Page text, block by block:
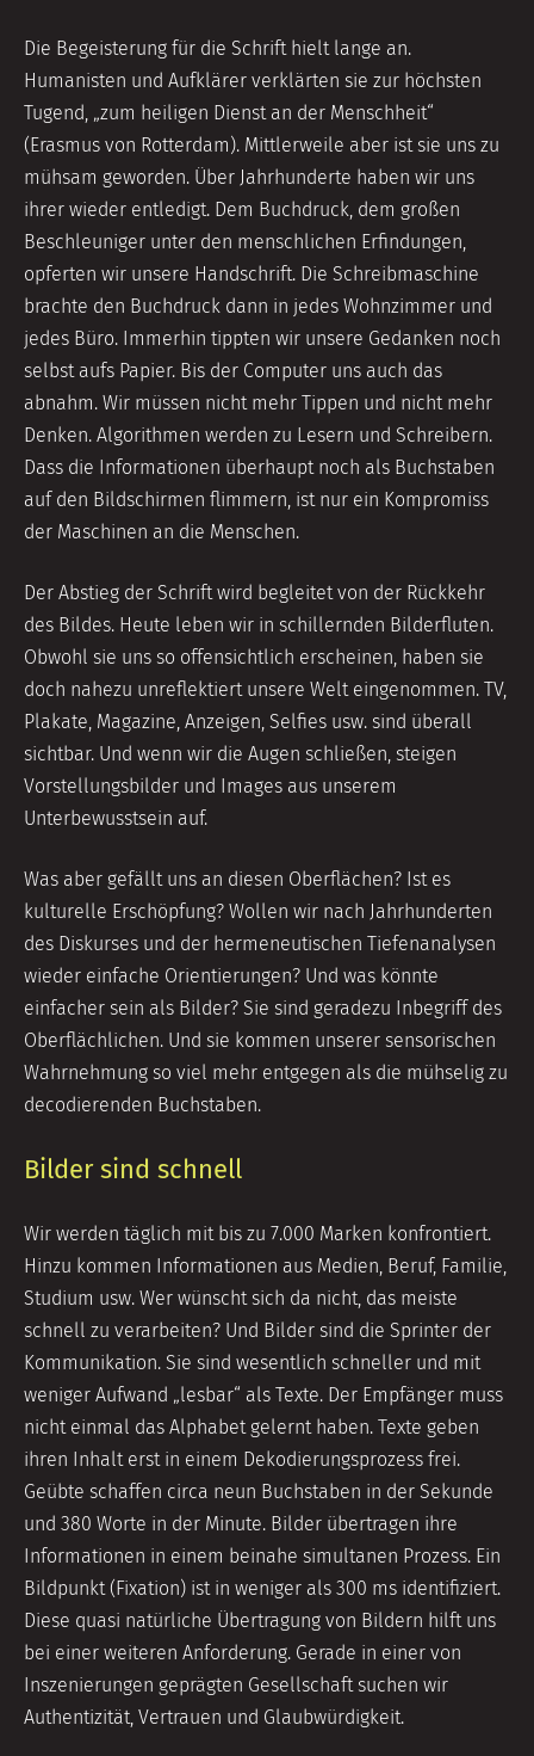
Die Begeisterung für die Schrift hielt lange an.
Humanisten und Aufklärer verklärten sie zur höchsten
Tugend, „zum heiligen Dienst an der Menschheit“
(Erasmus von Rotterdam). Mittlerweile aber ist sie uns zu
mühsam geworden. Über Jahrhunderte haben wir uns
ihrer wieder entledigt. Dem Buchdruck, dem großen
Beschleuniger unter den menschlichen Erfindungen,
opferten wir unsere Handschrift. Die Schreibmaschine
brachte den Buchdruck dann in jedes Wohnzimmer und
jedes Büro. Immerhin tippten wir unsere Gedanken noch
selbst aufs Papier. Bis der Computer uns auch das
abnahm. Wir müssen nicht mehr Tippen und nicht mehr
Denken. Algorithmen werden zu Lesern und Schreibern.
Dass die Informationen überhaupt noch als Buchstaben
auf den Bildschirmen flimmern, ist nur ein Kompromiss
der Maschinen an die Menschen.
Der Abstieg der Schrift wird begleitet von der Rückkehr
des Bildes. Heute leben wir in schillernden Bilderfluten.
Obwohl sie uns so offensichtlich erscheinen, haben sie
doch nahezu unreflektiert unsere Welt eingenommen. TV,
Plakate, Magazine, Anzeigen, Selfies usw. sind überall
sichtbar. Und wenn wir die Augen schließen, steigen
Vorstellungsbilder und Images aus unserem
Unterbewusstsein auf.
Was aber gefällt uns an diesen Oberflächen? Ist es
kulturelle Erschöpfung? Wollen wir nach Jahrhunderten
des Diskurses und der hermeneutischen Tiefenanalysen
wieder einfache Orientierungen? Und was könnte
einfacher sein als Bilder? Sie sind geradezu Inbegriff des
Oberflächlichen. Und sie kommen unserer sensorischen
Wahrnehmung so viel mehr entgegen als die mühselig zu
decodierenden Buchstaben.
Bilder sind schnell
Wir werden täglich mit bis zu 7.000 Marken konfrontiert.
Hinzu kommen Informationen aus Medien, Beruf, Familie,
Studium usw. Wer wünscht sich da nicht, das meiste
schnell zu verarbeiten? Und Bilder sind die Sprinter der
Kommunikation. Sie sind wesentlich schneller und mit
weniger Aufwand „lesbar“ als Texte. Der Empfänger muss
nicht einmal das Alphabet gelernt haben. Texte geben
ihren Inhalt erst in einem Dekodierungsprozess frei.
Geübte schaffen circa neun Buchstaben in der Sekunde
und 380 Worte in der Minute. Bilder übertragen ihre
Informationen in einem beinahe simultanen Prozess. Ein
Bildpunkt (Fixation) ist in weniger als 300 ms identifiziert.
Diese quasi natürliche Übertragung von Bildern hilft uns
bei einer weiteren Anforderung. Gerade in einer von
Inszenierungen geprägten Gesellschaft suchen wir
Authentizität, Vertrauen und Glaubwürdigkeit.